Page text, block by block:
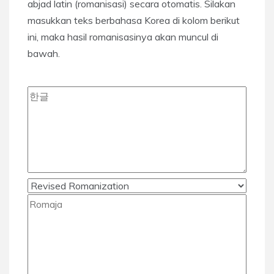
abjad latin (romanisasi) secara otomatis. Silakan
masukkan teks berbahasa Korea di kolom berikut
ini, maka hasil romanisasinya akan muncul di
bawah.